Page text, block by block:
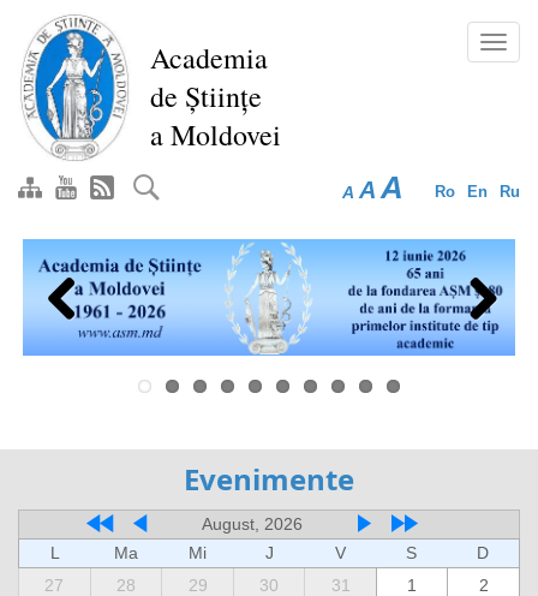
Перейти
основному
содержанию
Academia
de Științe
a Moldovei
Ro En Ru
A A A
Previous Next
Evenimente
August, 2026
L
Ma Mi J V S
D
27
28 29 30 31 1
2